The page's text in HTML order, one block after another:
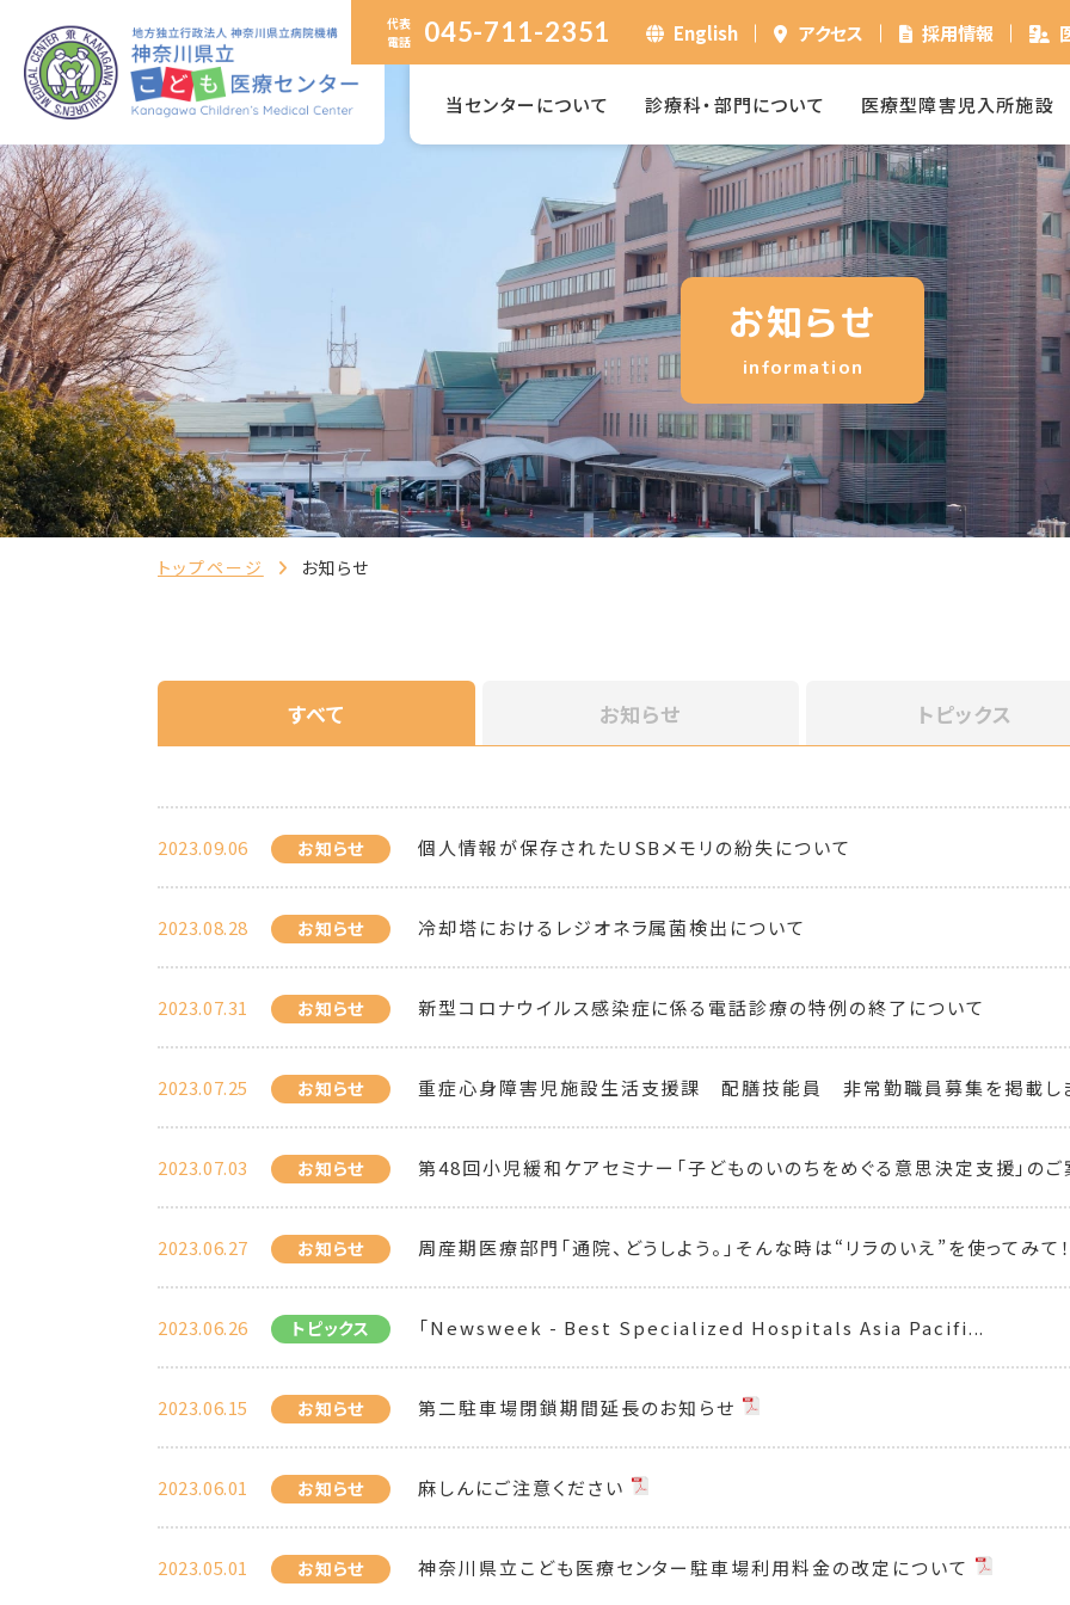
代表
電話
045-711-2351 English アクセス 採用情報
当センターについて 診療科・部門について 医療型障害児入所施設
お知らせ
information
トップページ お知らせ
すべて お知らせ トピックス
2023.09.06 お知らせ 個人情報が保存されたUSBメモリの紛失について
2023.08.28 お知らせ 冷却塔におけるレジオネラ属菌検出について
2023.07.31 お知らせ 新型コロナウイルス感染症に係る電話診療の特例の終了について
2023.07.25 お知らせ 重症心身障害児施設生活支援課 配膳技能員 非常勤職員募集を掲載し
2023.07.03 お知らせ 第48回小児緩和ケアセミナー「子どものいのちをめぐる意思決定支援」の
2023.06.27 お知らせ 周産期医療部門「通院、どうしよう。」そんな時は“リラのいえ”を使ってみて
2023.06.26 トピックス 「Newsweek - Best Specialized Hospitals Asia Pacifi...
2023.06.15 お知らせ 第二駐車場閉鎖期間延長のお知らせ
2023.06.01 お知らせ 麻しんにご注意ください
2023.05.01 お知らせ 神奈川県立こども医療センター駐車場利用料金の改定について